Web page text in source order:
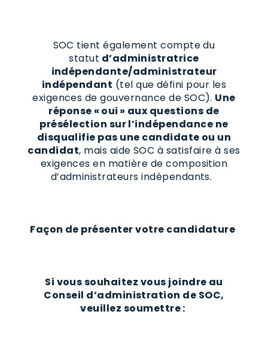
SOC tient également compte du
statut d’administratrice
indépendante/administrateur
indépendant (tel que défini pour les
exigences de gouvernance de SOC). Une
réponse « oui » aux questions de
présélection sur l’indépendance ne
disqualifie pas une candidate ou un
candidat, mais aide SOC à satisfaire à ses
exigences en matière de composition
d’administrateurs indépendants.
Façon de présenter votre candidature
Si vous souhaitez vous joindre au
Conseil d’administration de SOC,
veuillez soumettre :